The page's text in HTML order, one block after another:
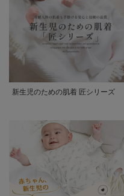
新生児のための肌着 匠シリーズ